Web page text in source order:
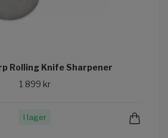
Rolling Knife Sharpener
1 899 kr
I lager